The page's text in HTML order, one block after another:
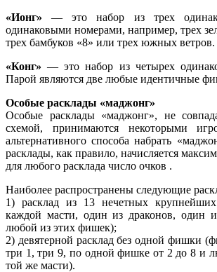
«Ионг» — это набор из трех
одинаковыми номерами, например, трех
трех бамбуков «8» или трех южных ветров.
«Конг» — это набор из четырех
Парой являются две любые идентичные
Особые расклады «маджонг»
Особые расклады «маджонг», не
схемой, принимаются некоторыми
альтернативного способа набрать
расклады, как правило, начисляется
для любого расклада число очков .
Наиболее распространены следующие
1) расклад из 13 нечетных
каждой масти, один из драконов, один
любой из этих фишек);
2) девятерной расклад без одной фишки
три 1, три 9, по одной фишке от 2 до 8 и
той же масти).